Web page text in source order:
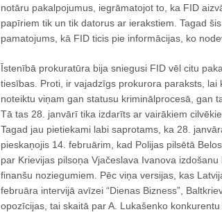
notāru pakalpojumus, iegrāmatojot to, ka FID
papīriem tik un tik datorus ar ierakstiem. Tagad
pamatojums, kā FID ticis pie informācijas, ko
Īstenībā prokuratūra bija sniegusi FID vēl citu
tiesības. Proti, ir vajadzīgs prokurora paraksts, lai
noteiktu viņam gan statusu kriminālprocesā, gan
Tā tas 28. janvārī tika izdarīts ar vairākiem
Tagad jau pietiekami labi saprotams, ka 28.
pieskaņojis 14. februārim, kad Polijas pilsētā
par Krievijas pilsoņa Vjačeslava Ivanova
finanšu noziegumiem. Pēc viņa versijas, kas
februāra intervijā avīzei “Dienas Bizness”,
opozīcijas, tai skaitā par A. Lukašenko